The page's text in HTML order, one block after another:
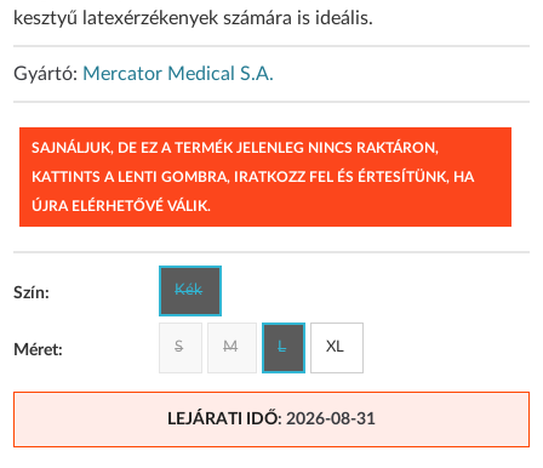
kesztyű latexérzékenyek számára is ideális.
Gyártó: Mercator Medical S.A.
SAJNÁLJUK, DE EZ A TERMÉK JELENLEG NINCS RAKTÁRON,
KATTINTS A LENTI GOMBRA, IRATKOZZ FEL ÉS ÉRTESÍTÜNK, HA
ÚJRA ELÉRHETŐVÉ VÁLIK.
Szín: Kék
Méret: S M L XL
LEJÁRATI IDŐ: 2026-08-31